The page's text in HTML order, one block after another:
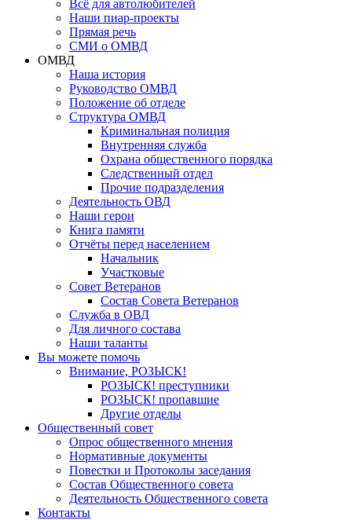
Всё для автолюбителей
Наши пиар-проекты
Прямая речь
СМИ о ОМВД
ОМВД
Наша история
Руководство ОМВД
Положение об отделе
Структура ОМВД
Криминальная полиция
Внутренняя служба
Охрана общественного порядка
Следственный отдел
Прочие подразделения
Деятельность ОВД
Наши герои
Книга памяти
Отчёты перед населением
Начальник
Участковые
Совет Ветеранов
Состав Совета Ветеранов
Служба в ОВД
Для личного состава
Наши таланты
Вы можете помочь
Внимание, РОЗЫСК!
РОЗЫСК! преступники
РОЗЫСК! пропавшие
Другие отделы
Общественный совет
Опрос общественного мнения
Нормативные документы
Повестки и Протоколы заседания
Состав Общественного совета
Деятельность Общественного совета
Контакты